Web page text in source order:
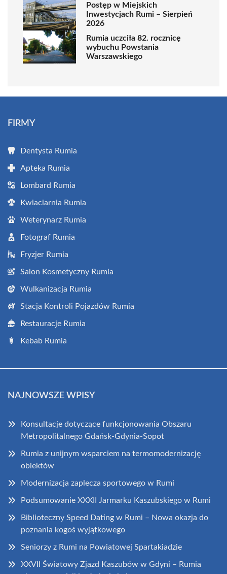
Postęp w Miejskich
Inwestycjach Rumi – Sierpień
2026
Rumia uczciła 82. rocznicę
wybuchu Powstania
Warszawskiego
FIRMY
Dentysta Rumia
Apteka Rumia
Lombard Rumia
Kwiaciarnia Rumia
Weterynarz Rumia
Fotograf Rumia
Fryzjer Rumia
Salon Kosmetyczny Rumia
Wulkanizacja Rumia
Stacja Kontroli Pojazdów Rumia
Restauracje Rumia
Kebab Rumia
NAJNOWSZE WPISY
Konsultacje dotyczące funkcjonowania Obszaru
Metropolitalnego Gdańsk-Gdynia-Sopot
Rumia z unijnym wsparciem na termomodernizację
obiektów
Modernizacja zaplecza sportowego w Rumi
Podsumowanie XXXII Jarmarku Kaszubskiego w Rumi
Biblioteczny Speed Dating w Rumi – Nowa okazja do
poznania kogoś wyjątkowego
Seniorzy z Rumi na Powiatowej Spartakiadzie
XXVII Światowy Zjazd Kaszubów w Gdyni – Rumia